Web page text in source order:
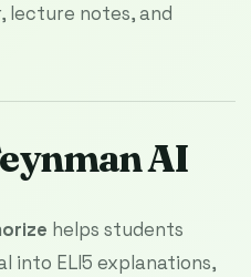
lecture notes, and
AI
helps students
into ELI5 explanations,